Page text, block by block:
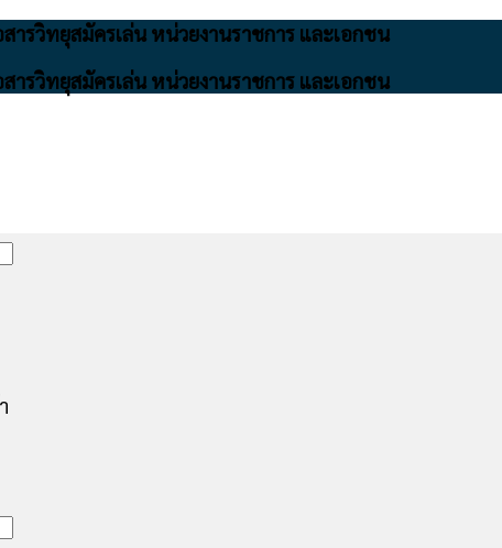
รวิทยุสมัครเล่น หน่วยงานราชการ และเอกชน
รวิทยุสมัครเล่น หน่วยงานราชการ และเอกชน